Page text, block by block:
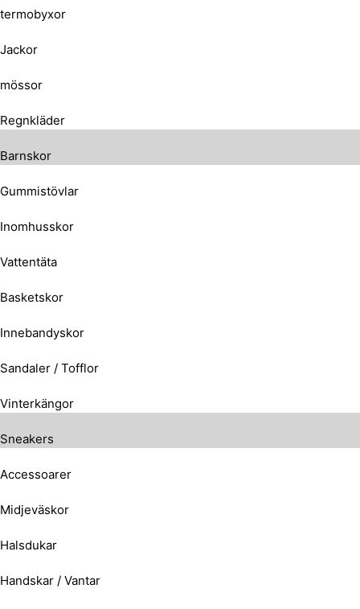
termobyxor
Jackor
mössor
Regnkläder
Barnskor
Gummistövlar
Inomhusskor
Vattentäta
Basketskor
Innebandyskor
Sandaler / Tofflor
Vinterkängor
Sneakers
Accessoarer
Midjeväskor
Halsdukar
Handskar / Vantar